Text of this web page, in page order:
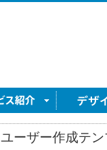
ユーザー作成テ